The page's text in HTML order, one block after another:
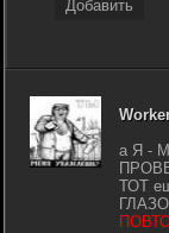
Добавить
а Я -
ТОТ